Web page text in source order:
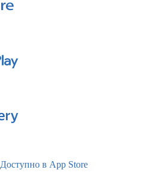
Доступно в App Store